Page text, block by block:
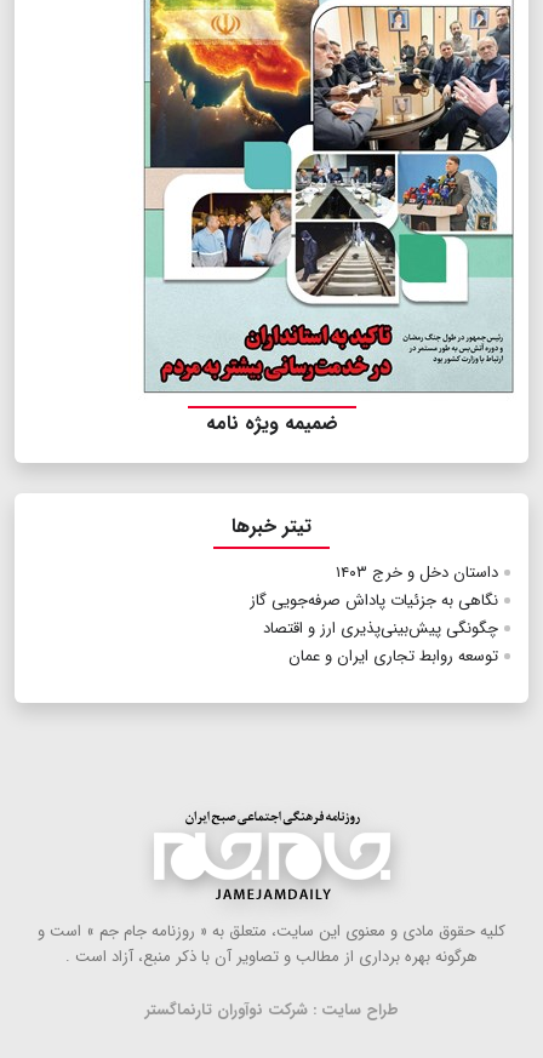
ضمیمه ویژه نامه
تیتر خبرها
داستان دخل و خرج ۱۴۰۳
نگاهی به جزئیات پاداش صرفه‌جویی گاز
چگونگی پیش‌بینی‌پذیری ارز و اقتصاد
توسعه روابط تجاری ایران و عمان
كلیه حقوق مادی و معنوی این سایت، متعلق به « روزنامه جام جم » است و
هرگونه بهره ‌برداری از مطالب و تصاویر آن با ذكر منبع، آزاد است .
طراح سایت : شرکت نوآوران تارنماگستر